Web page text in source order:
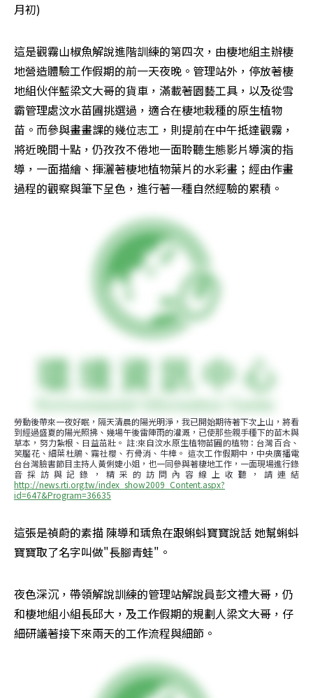
月初)
這是觀霧山椒魚解說進階訓練的第四次，由棲地組主辦棲
地營造體驗工作假期的前一天夜晚。管理站外，停放著棲
地組伙伴藍梁文大哥的貨車，滿載著園藝工具，以及從雪
霸管理處汶水苗圃挑選過，適合在棲地栽種的原生植物
苗。而參與畫畫課的幾位志工，則提前在中午抵達觀霧，
將近晚間十點，仍孜孜不倦地一面聆聽生態影片導演的指
導，一面描繪、揮灑著棲地植物葉片的水彩畫；經由作畫
過程的觀察與筆下呈色，進行著一種自然經驗的累積。
勞動後帶來一夜好眠，隔天清晨的陽光明淨，我已開始期待著下次上山，將看
到經過盛夏的陽光照拂、幾場午後雷陣雨的灌溉，已使那些親手種下的苗木與
草本，努力紮根、日益茁壯。 註:來自汶水原生植物苗圃的植物：台灣百合、
笑靨花、細葉杜鵑、霧社櫻、冇骨消、牛樟。 這次工作假期中，中央廣播電
台台灣臉書節目主持人黃俐婕小姐，也一同參與著棲地工作，一面現場進行錄
音採訪與記錄，精采的訪問內容線上收聽，請連結
http://news.rti.org.tw/index_show2009_Content.aspx?
id=647&Program=36635
這張是禎蔚的素描 陳導和瑀魚在跟蝌蚪寶寶說話 她幫蝌蚪
寶寶取了名字叫做"長腳青蛙"。
夜色深沉，帶領解說訓練的管理站解說員彭文禮大哥，仍
和棲地組小組長邱大，及工作假期的規劃人梁文大哥，仔
細研議著接下來兩天的工作流程與細節。